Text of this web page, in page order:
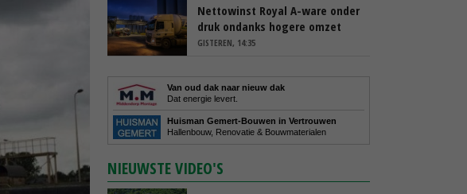
Nettowinst Royal A-ware onder
druk ondanks hogere omzet
GISTEREN, 14:35
Van oud dak naar nieuw dak
Dat energie levert.
Huisman Gemert-Bouwen in Vertrouwen
Hallenbouw, Renovatie & Bouwmaterialen
NIEUWSTE VIDEO'S